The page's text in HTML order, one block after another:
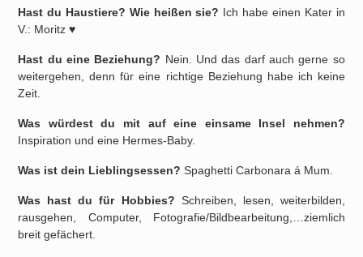
Hast du Haustiere? Wie heißen sie? Ich habe einen Kater in
V.: Moritz ♥
Hast du eine Beziehung? Nein. Und das darf auch gerne so
weitergehen, denn für eine richtige Beziehung habe ich keine
Zeit.
Was würdest du mit auf eine einsame Insel nehmen?
Inspiration und eine Hermes-Baby.
Was ist dein Lieblingsessen? Spaghetti Carbonara á Mum.
Was hast du für Hobbies? Schreiben, lesen, weiterbilden,
rausgehen, Computer, Fotografie/Bildbearbeitung,…ziemlich
breit gefächert.